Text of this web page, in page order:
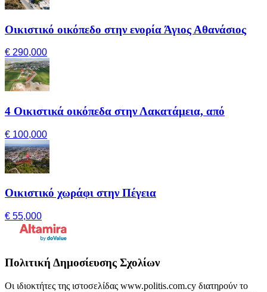
Οικιστικό οικόπεδο στην ενορία Άγιος Αθανάσιος
€ 290,000
4 Οικιστικά οικόπεδα στην Λακατάμεια, από
€ 100,000
Οικιστικό χωράφι στην Πέγεια
€ 55,000
Πολιτική Δημοσίευσης Σχολίων
Οι ιδιοκτήτες της ιστοσελίδας www.politis.com.cy διατηρούν το